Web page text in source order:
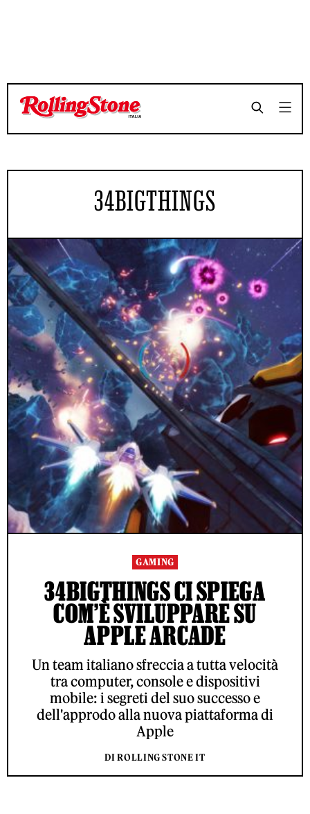
34BIGTHINGS
GAMING
34BIGTHINGS CI SPIEGA
COM’È SVILUPPARE SU
APPLE ARCADE
Un team italiano sfreccia a tutta velocità
tra computer, console e dispositivi
mobile: i segreti del suo successo e
dell'approdo alla nuova piattaforma di
Apple
DI ROLLING STONE IT